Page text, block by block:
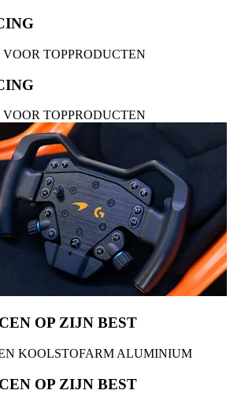
TOPPRODUCTEN
TOPPRODUCTEN
OP ZIJN BEST
KOOLSTOFARM ALUMINIUM
OP ZIJN BEST